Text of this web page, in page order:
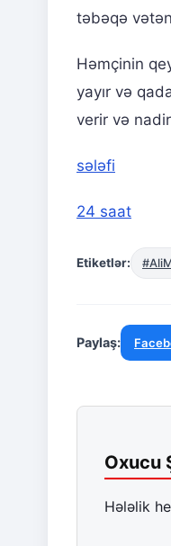
təbəqə
Həmçinin
yayır və
verir və
sələfi
24 saat
Etiketlər:
Paylaş:
Oxucu
Hələlik